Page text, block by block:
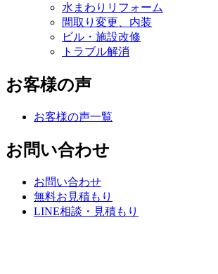
水まわりリフォーム
間取り変更、内装
ビル・施設改修
トラブル解消
お客様の声
お客様の声一覧
お問い合わせ
お問い合わせ
無料お見積もり
LINE相談・見積もり